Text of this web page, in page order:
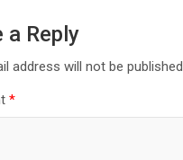
a Reply
address will not be published.
*